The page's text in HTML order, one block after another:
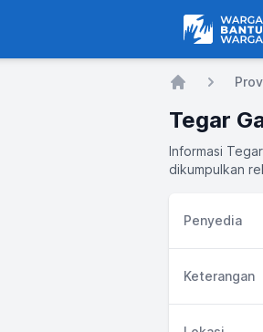
Warga
Tegar
Informasi
dikumpulkan
Penyedia
Keterangan